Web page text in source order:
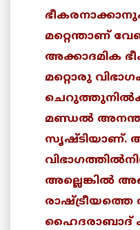
മറ്റെന്താണ്
അക്കാദമിക
മറ്റൊരു
മണ്ഡല്‍
സൃഷ്ടിയാണ്.
അല്ലെങ്കില്‍
രാഷ്ട്രീയത്തെ
ഹൈദരാബാദ്